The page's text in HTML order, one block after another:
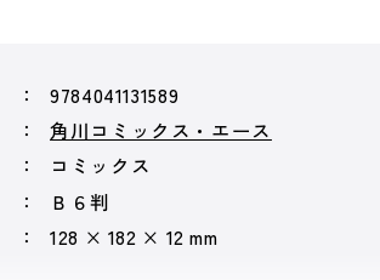
9784041131589
角川コミックス・エース
コミックス
Ｂ６判
128 × 182 × 12 mm